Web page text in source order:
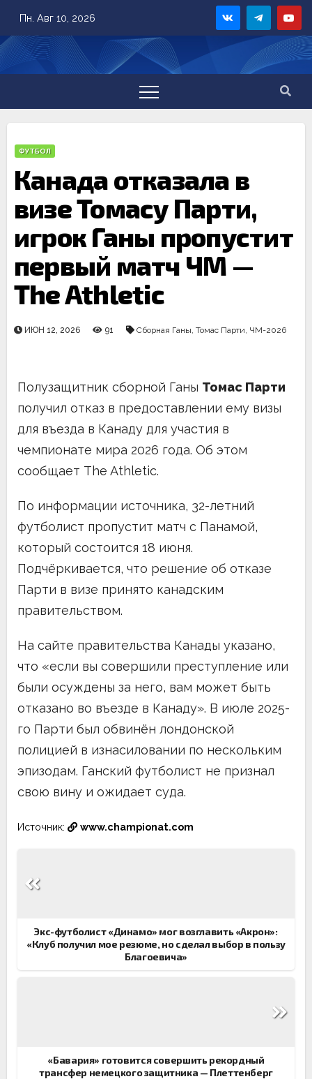
content
Пн. Авг 10, 2026
ФУТБОЛ
Канада отказала в
визе Томасу Парти,
игрок Ганы пропустит
первый матч ЧМ —
The Athletic
ИЮН 12, 2026 91 Сборная Ганы, Томас Парти, ЧМ-2026
Полузащитник сборной Ганы Томас Парти
получил отказ в предоставлении ему визы
для въезда в Канаду для участия в
чемпионате мира 2026 года. Об этом
сообщает The Athletic.
По информации источника, 32-летний
футболист пропустит матч с Панамой,
который состоится 18 июня.
Подчёркивается, что решение об отказе
Парти в визе принято канадским
правительством.
На сайте правительства Канады указано,
что «если вы совершили преступление или
были осуждены за него, вам может быть
отказано во въезде в Канаду». В июле 2025-
го Парти был обвинён лондонской
полицией в изнасиловании по нескольким
эпизодам. Ганский футболист не признал
свою вину и ожидает суда.
Источник: www.championat.com
по
Экс-футболист «Динамо» мог возглавить «Акрон»:
«Клуб получил мое резюме, но сделал выбор в пользу
Благоевича»
«Бавария» готовится совершить рекордный
трансфер немецкого защитника — Плеттенберг